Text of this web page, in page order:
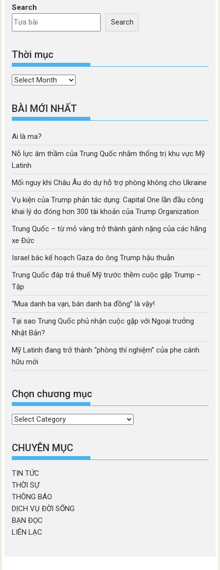
Search
Search
Thời mục
Thời
BÀI MỚI NHẤT
Ai là ma?
Nỗ lực âm thầm của Trung Quốc nhằm thống trị khu vực Mỹ
Latinh
Mối nguy khi Châu Âu do dự hỗ trợ phòng không cho Ukraine
Vụ kiện của Trump phản tác dụng: Capital One lần đầu công
khai lý do đóng hơn 300 tài khoản của Trump Organization
Trung Quốc – từ mỏ vàng trở thành gánh nặng của các hãng
xe Đức
Israel bác kế hoạch Gaza do ông Trump hậu thuẫn
Trung Quốc đáp trả thuế Mỹ trước thềm cuộc gặp Trump –
Tập
“Mua danh ba vạn, bán danh ba đồng” là vậy!
Tại sao Trung Quốc phủ nhận cuộc gặp với Ngoại trưởng
Nhật Bản?
Mỹ Latinh đang trở thành “phòng thí nghiệm” của phe cánh
hữu mới
Chọn chương mục
Chọn
mục
CHUYÊN MỤC
TIN TỨC
THỜI SỰ
THÔNG BÁO
DỊCH VỤ ĐỜI SỐNG
BẠN ĐỌC
LIÊN LẠC